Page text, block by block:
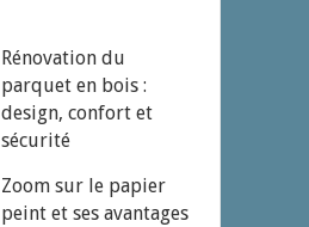
Rénovation du
parquet en bois :
design, confort et
sécurité
Zoom sur le papier
peint et ses avantages